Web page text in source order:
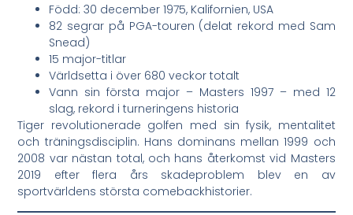
Född: 30 december 1975, Kalifornien, USA
82 segrar på PGA-touren (delat rekord med Sam
Snead)
15 major-titlar
Världsetta i över 680 veckor totalt
Vann sin första major – Masters 1997 – med 12
slag, rekord i turneringens historia
Tiger revolutionerade golfen med sin fysik, mentalitet
och träningsdisciplin. Hans dominans mellan 1999 och
2008 var nästan total, och hans återkomst vid Masters
2019 efter flera års skadeproblem blev en av
sportvärldens största comebackhistorier.